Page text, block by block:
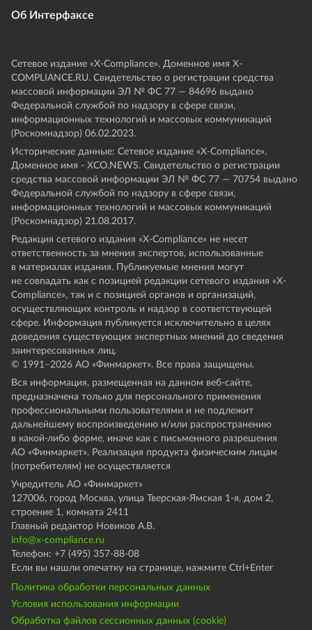
Об Интерфаксе
Сетевое издание «Х-Compliance». Доменное имя X-
COMPLIANCE.RU. Свидетельство о регистрации средства
массовой информации ЭЛ № ФС 77 — 84696 выдано
Федеральной службой по надзору в сфере связи,
информационных технологий и массовых коммуникаций
(Роскомнадзор) 06.02.2023.
Исторические данные: Сетевое издание «Х-Compliance».
Доменное имя - XCO.NEWS. Свидетельство о регистрации
средства массовой информации ЭЛ № ФС 77 — 70754 выдано
Федеральной службой по надзору в сфере связи,
информационных технологий и массовых коммуникаций
(Роскомнадзор) 21.08.2017.
Редакция сетевого издания «X-Compliance» не несет
ответственность за мнения экспертов, использованные
в материалах издания. Публикуемые мнения могут
не совпадать как с позицией редакции сетевого издания «X-
Compliance», так и с позицией органов и организаций,
осуществляющих контроль и надзор в соответствующей
сфере. Информация публикуется исключительно в целях
доведения существующих экспертных мнений до сведения
заинтересованных лиц.
© 1991–2026 АО «Финмаркет». Все права защищены.
Вся информация, размещенная на данном веб-сайте,
предназначена только для персонального применения
профессиональными пользователями и не подлежит
дальнейшему воспроизведению и/или распространению
в какой-либо форме, иначе как с письменного разрешения
АО «Финмаркет». Реализация продукта физическим лицам
(потребителям) не осуществляется
Учредитель АО «Финмаркет»
127006, город Москва, улица Тверская-Ямская 1-я, дом 2,
строение 1, комната 2411
Главный редактор Новиков А.В.
info@x-compliance.ru
Телефон: +7 (495) 357-88-08
Если вы нашли опечатку на странице, нажмите Ctrl+Enter
Политика обработки персональных данных
Условия использования информации
Обработка файлов сессионных данных (cookie)